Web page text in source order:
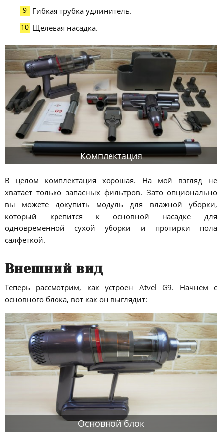
Гибкая трубка удлинитель.
Щелевая насадка.
Комплектация
В целом комплектация хорошая. На мой взгляд не
хватает только запасных фильтров. Зато опционально
вы можете докупить модуль для влажной уборки,
который крепится к основной насадке для
одновременной сухой уборки и протирки пола
салфеткой.
Внешний вид
Теперь рассмотрим, как устроен Atvel G9. Начнем с
основного блока, вот как он выглядит:
Основной блок